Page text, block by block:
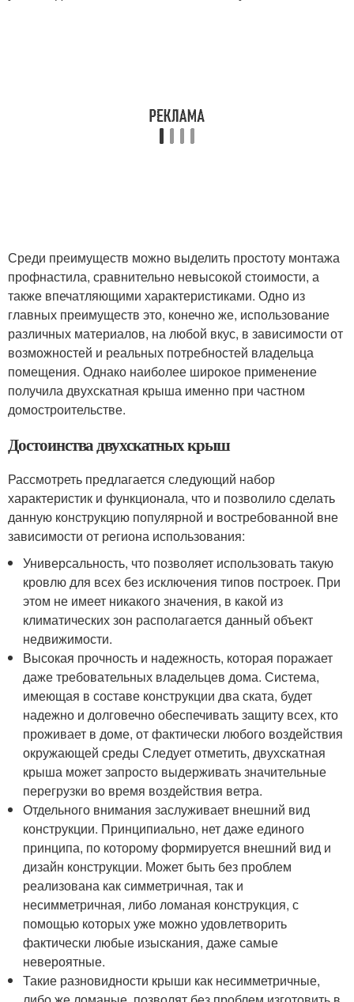
Среди преимуществ можно выделить простоту монтажа
профнастила, сравнительно невысокой стоимости, а
также впечатляющими характеристиками. Одно из
главных преимуществ это, конечно же, использование
различных материалов, на любой вкус, в зависимости от
возможностей и реальных потребностей владельца
помещения. Однако наиболее широкое применение
получила двухскатная крыша именно при частном
домостроительстве.
Достоинства двухскатных крыш
Рассмотреть предлагается следующий набор
характеристик и функционала, что и позволило сделать
данную конструкцию популярной и востребованной вне
зависимости от региона использования:
Универсальность, что позволяет использовать такую
кровлю для всех без исключения типов построек. При
этом не имеет никакого значения, в какой из
климатических зон располагается данный объект
недвижимости.
Высокая прочность и надежность, которая поражает
даже требовательных владельцев дома. Система,
имеющая в составе конструкции два ската, будет
надежно и долговечно обеспечивать защиту всех, кто
проживает в доме, от фактически любого воздействия
окружающей среды Следует отметить, двухскатная
крыша может запросто выдерживать значительные
перегрузки во время воздействия ветра.
Отдельного внимания заслуживает внешний вид
конструкции. Принципиально, нет даже единого
принципа, по которому формируется внешний вид и
дизайн конструкции. Может быть без проблем
реализована как симметричная, так и
несимметричная, либо ломаная конструкция, с
помощью которых уже можно удовлетворить
фактически любые изыскания, даже самые
невероятные.
Такие разновидности крыши как несимметричные,